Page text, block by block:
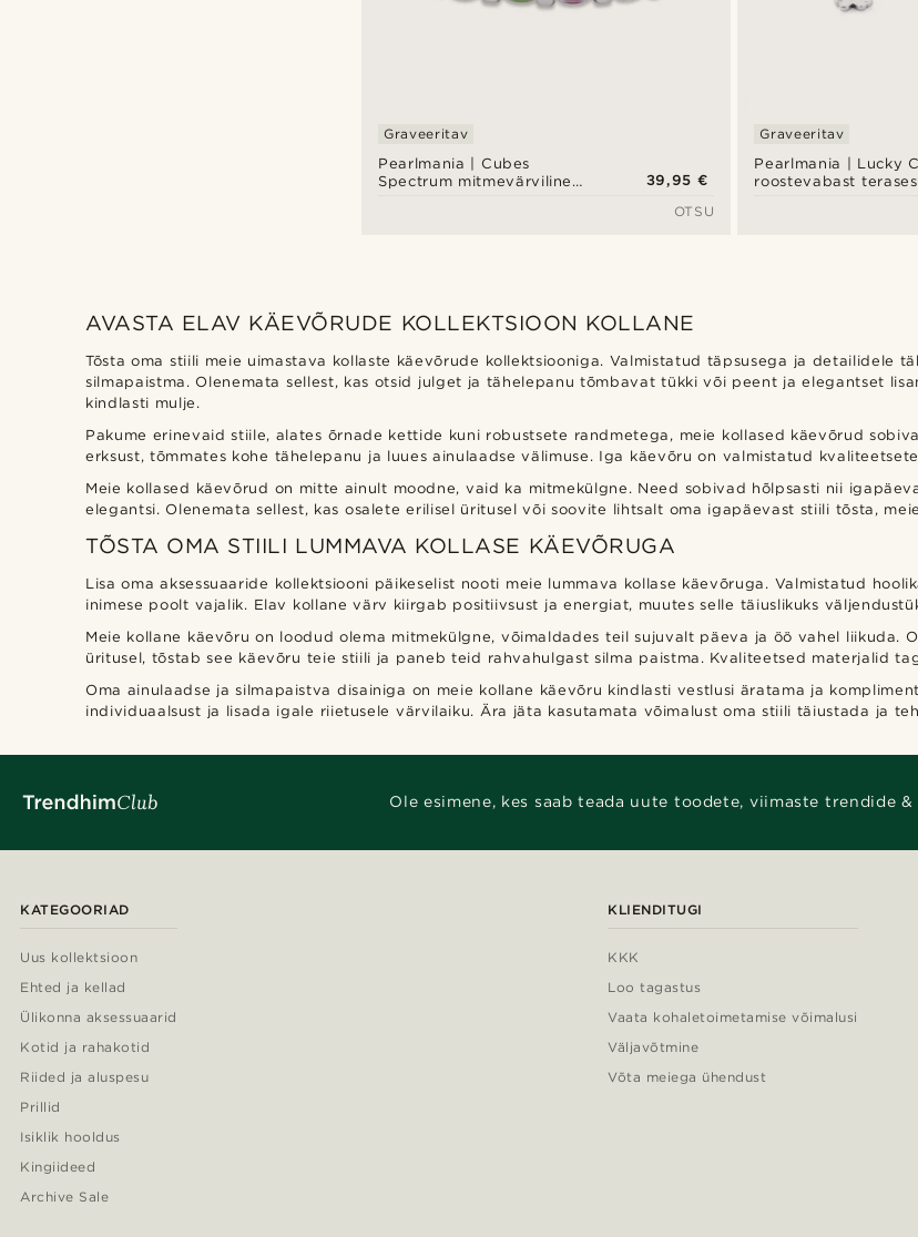
Pearlmania | Cubes
Spectrum mitmevärviline
Graveeritav
39,95 €
OTSU
Pearlmania | Lucky
roostevabast
Graveeritav
AVASTA ELAV KÄEVÕRUDE KOLLEKTSIOON KOLLANE
Tõsta oma stiili meie uimastava kollaste käevõrude kollektsiooniga. Valmistatud täpsusega ja detailidele
silmapaistma. Olenemata sellest, kas otsid julget ja tähelepanu tõmbavat tükki või peent ja elegantset
kindlasti mulje.
Pakume erinevaid stiile, alates õrnade kettide kuni robustsete randmetega, meie kollased käevõrud
erksust, tõmmates kohe tähelepanu ja luues ainulaadse välimuse. Iga käevõru on valmistatud
Meie kollased käevõrud on mitte ainult moodne, vaid ka mitmekülgne. Need sobivad hõlpsasti nii
elegantsi. Olenemata sellest, kas osalete erilisel üritusel või soovite lihtsalt oma igapäevast stiili tõsta,
TÕSTA OMA STIILI LUMMAVA KOLLASE KÄEVÕRUGA
Lisa oma aksessuaaride kollektsiooni päikeselist nooti meie lummava kollase käevõruga. Valmistatud
inimese poolt vajalik. Elav kollane värv kiirgab positiivsust ja energiat, muutes selle täiuslikuks
Meie kollane käevõru on loodud olema mitmekülgne, võimaldades teil sujuvalt päeva ja öö vahel liikuda.
üritusel, tõstab see käevõru teie stiili ja paneb teid rahvahulgast silma paistma. Kvaliteetsed materjalid
Oma ainulaadse ja silmapaistva disainiga on meie kollane käevõru kindlasti vestlusi äratama ja
individuaalsust ja lisada igale riietusele värvilaiku. Ära jäta kasutamata võimalust oma stiili täiustada ja
Ole esimene, kes saab teada uute toodete, viimaste trendide
KATEGOORIAD
Uus kollektsioon
Ehted ja kellad
Ülikonna aksessuaarid
Kotid ja rahakotid
Riided ja aluspesu
Prillid
Isiklik hooldus
Kingiideed
Archive Sale
KLIENDITUGI
KKK
Loo tagastus
Vaata kohaletoimetamise võimalusi
Väljavõtmine
Võta meiega ühendust